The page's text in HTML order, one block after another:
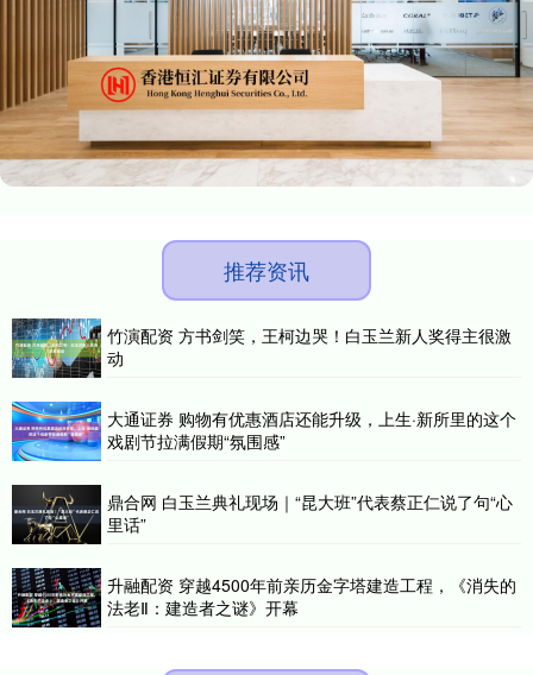
推荐资讯
竹演配资 方书剑笑，王柯边哭！白玉兰新人奖得主很激
动
大通证券 购物有优惠酒店还能升级，上生·新所里的这个
戏剧节拉满假期“氛围感”
鼎合网 白玉兰典礼现场｜“昆大班”代表蔡正仁说了句“心
里话”
升融配资 穿越4500年前亲历金字塔建造工程，《消失的
法老Ⅱ：建造者之谜》开幕